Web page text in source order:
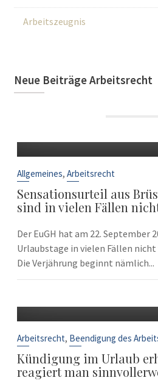
Arbeitszeugnis
Neue Beiträge Arbeitsrecht
Allgemeines, Arbeitsrecht
Sensationsurteil aus
sind in vielen Fällen
Der EuGH hat am 22. September
Urlaubstage in vielen Fällen
Die Verjährung beginnt nämlich...
Arbeitsrecht, Beendigung des
Kündigung im Urlaub
reagiert man